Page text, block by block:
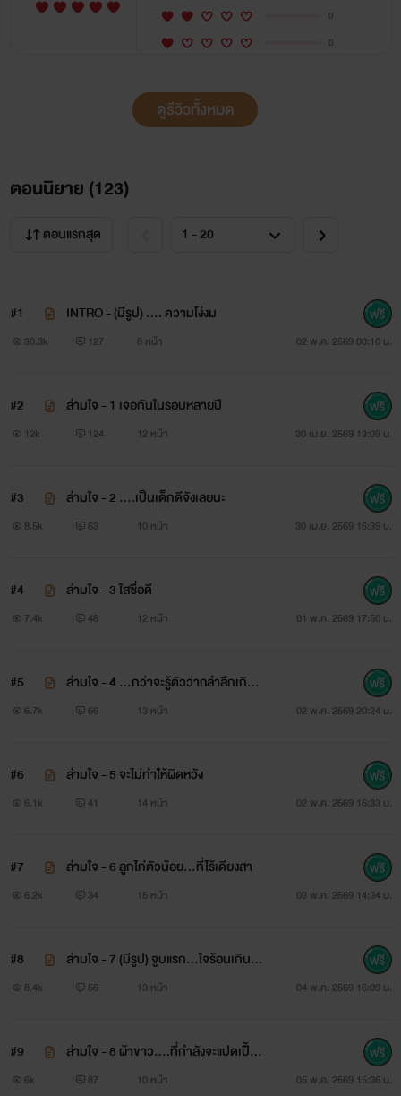
0
0
ดูรีวิวทั้งหมด
ตอนนิยาย (123)
ตอนแรกสุด
#1 INTRO - (มีรูป) …. ความโง่งม
30.3k 127 8 หน้า 02 พ.ค. 2569 00:10 น.
#2 ล่ามใจ - 1 เจอกันในรอบหลายปี
12k 124 12 หน้า 30 เม.ย. 2569 13:09 น.
#3 ล่ามใจ - 2 ….เป็นเด็กดีจังเลยนะ
8.5k 63 10 หน้า 30 เม.ย. 2569 16:39 น.
#4 ล่ามใจ - 3 ใสซื่อดี
7.4k 48 12 หน้า 01 พ.ค. 2569 17:50 น.
#5
ล่ามใจ - 4 …กว่าจะรู้ตัวว่าถลำลึกเกินไ
6.7k 66 13 หน้า 02 พ.ค. 2569 20:24 น.
#6 ล่ามใจ - 5 จะไม่ทำให้ผิดหวัง
6.1k 41 14 หน้า 02 พ.ค. 2569 16:33 น.
#7 ล่ามใจ - 6 ลูกไก่ตัวน้อย…ที่ไร้เดียงสา
6.2k 34 15 หน้า 03 พ.ค. 2569 14:34 น.
#8
ล่ามใจ - 7 (มีรูป) จูบแรก…ใจร้อนเกินไป
🔥
8.4k 56 13 หน้า 04 พ.ค. 2569 16:09 น.
#9
ล่ามใจ - 8 ผ้าขาว….ที่กำลังจะแปดเปื้อ
น (เตือน)
6k 87 10 หน้า 05 พ.ค. 2569 15:36 น.